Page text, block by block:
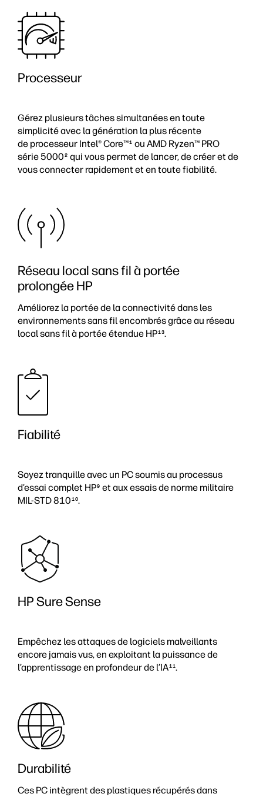
Processeur
Gérez plusieurs tâches simultanées en toute
simplicité avec la génération la plus récente
de processeur Intel® Core™1 ou AMD Ryzen™ PRO
série 5000 2 qui vous permet de lancer, de créer et de
vous connecter rapidement et en toute fiabilité.
Réseau local sans fil à portée
prolongée HP
Améliorez la portée de la connectivité dans les
environnements sans fil encombrés grâce au réseau
local sans fil à portée étendue HP13.
Fiabilité
Soyez tranquille avec un PC soumis au processus
d’essai complet HP9 et aux essais de norme militaire
MIL-STD 810 10.
HP Sure Sense
Empêchez les attaques de logiciels malveillants
encore jamais vus, en exploitant la puissance de
l’apprentissage en profondeur de l’IA11.
Durabilité
Ces PC intègrent des plastiques récupérés dans